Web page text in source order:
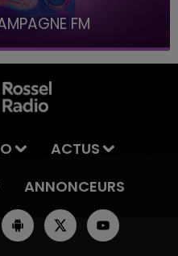
FM
ACTUS
ANNONCEURS